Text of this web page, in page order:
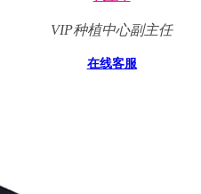
VIP种植中心副主任
在线客服